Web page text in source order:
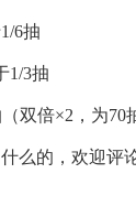
6抽
1/3抽
双倍×2，为70
么的，欢迎评